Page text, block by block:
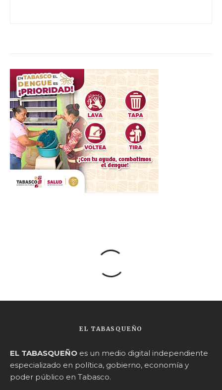
EL TABASQUEÑO
EL TABASQUEÑO es un medio digital independiente
especializado en política, gobierno, economía y
poder público en Tabasco.